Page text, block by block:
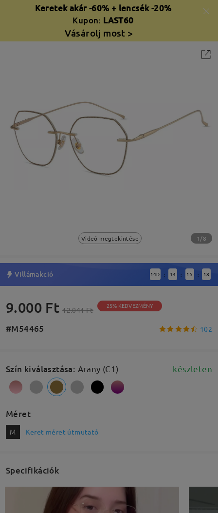
Keretek akár -60% + lencsék -20%
Kupon: LAST60
Vásárolj most >
Videó megtekintése 1/8
Villámakció 14D : 14 : 15 : 17
9.000 Ft 12.041 Ft 25% KEDVEZMÉNY
#M54465 102
Szín kiválasztása: Arany (C1) készleten
Méret
M Keret méret útmutató
Specifikációk